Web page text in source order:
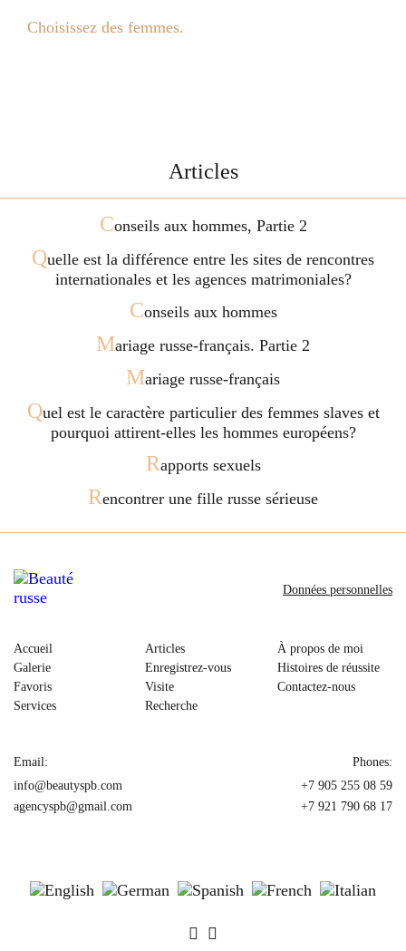
Choisissez des femmes.
Articles
Conseils aux hommes, Partie 2
Quelle est la différence entre les sites de rencontres
internationales et les agences matrimoniales?
Conseils aux hommes
Mariage russe-français. Partie 2
Mariage russe-français
Quel est le caractère particulier des femmes slaves et
pourquoi attirent-elles les hommes européens?
Rapports sexuels
Rencontrer une fille russe sérieuse
Accueil
Galerie
Favoris
Services
Articles
Enregistrez-vous
Visite
Recherche
À propos de moi
Histoires de réussite
Contactez-nous
Données personnelles
Email:
info@beautyspb.com
agencyspb@gmail.com
Phones:
+7 905 255 08 59
+7 921 790 68 17